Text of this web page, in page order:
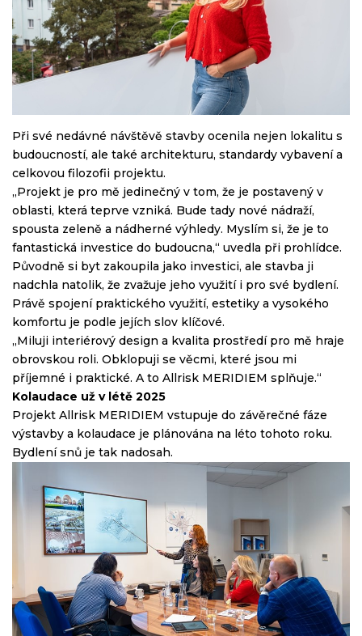
Při své nedávné návštěvě stavby ocenila nejen lokalitu s
budoucností, ale také architekturu, standardy vybavení a
celkovou filozofii projektu.
„Projekt je pro mě jedinečný v tom, že je postavený v
oblasti, která teprve vzniká. Bude tady nové nádraží,
spousta zeleně a nádherné výhledy. Myslím si, že je to
fantastická investice do budoucna,“ uvedla při prohlídce.
Původně si byt zakoupila jako investici, ale stavba ji
nadchla natolik, že zvažuje jeho využití i pro své bydlení.
Právě spojení praktického využití, estetiky a vysokého
komfortu je podle jejích slov klíčové.
„Miluji interiérový design a kvalita prostředí pro mě hraje
obrovskou roli. Obklopuji se věcmi, které jsou mi
příjemné i praktické. A to Allrisk MERIDIEM splňuje.“
Kolaudace už v létě 2025
Projekt Allrisk MERIDIEM vstupuje do závěrečné fáze
výstavby a kolaudace je plánována na léto tohoto roku.
Bydlení snů je tak nadosah.